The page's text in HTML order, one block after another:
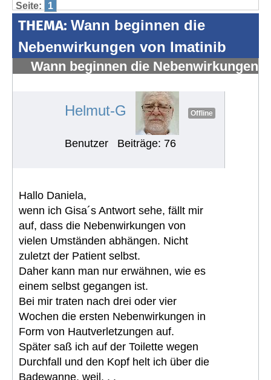
Seite: 1
THEMA: Wann beginnen die
Nebenwirkungen von Imatinib
Wann beginnen die Nebenwirkungen
Helmut-G Offline
Benutzer Beiträge: 76
Hallo Daniela,
wenn ich Gisa´s Antwort sehe, fällt mir
auf, dass die Nebenwirkungen von
vielen Umständen abhängen. Nicht
zuletzt der Patient selbst.
Daher kann man nur erwähnen, wie es
einem selbst gegangen ist.
Bei mir traten nach drei oder vier
Wochen die ersten Nebenwirkungen in
Form von Hautverletzungen auf.
Später saß ich auf der Toilette wegen
Durchfall und den Kopf helt ich über die
Badewanne, weil. . .